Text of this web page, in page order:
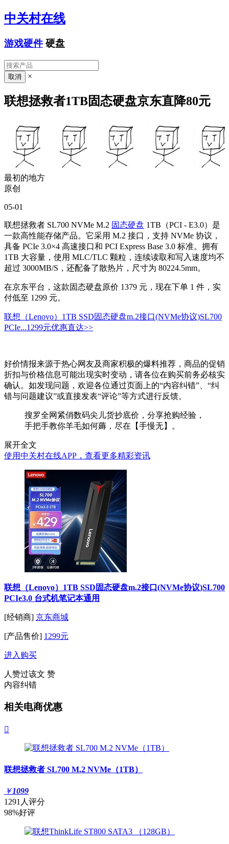
中关村在线
游戏硬件 硬盘
×
联想拯救者1TB固态硬盘京东直降80元
最初的地方
原创
05-01
联想拯救者 SL700 NVMe M.2 固态硬盘 1TB（PCI - E3.0）是
一款高性能存储产品。它采用 M.2 接口，支持 NVMe 协议，
具备 PCIe 3.0×4 高速接口和 PCI Express Base 3.0 标准。拥有
1TB 大容量，使用 MLC/TLC 颗粒，连续读取和写入速度均不
超过 3000MB/S，还配备了散热片，尺寸为 80224.5mm。
在京东平台，这款固态硬盘原价 1379 元，现在下单 1 件，实
付低至 1299 元。
联想（Lenovo）1TB SSD固态硬盘m.2接口(NVMe协议)SL700
PCIe...1299元优惠直达>>
好价情报来源于热心网友及商家积极的爆料推荐，商品的促销
折扣与价格信息可能出现实时变动，请各位在购买前务必核实
确认。如发现问题，欢迎各位通过页面上的“内容纠错”、“纠
错与问题建议”或直接发表“评论”等方式进行反馈。
搜罗全网紧俏数码尖儿货抄底价，分享抢购经验，
手把手教你羊毛如何薅，尽在【手慢无】。
展开全文
使用中关村在线APP，查看更多精彩资讯
联想（Lenovo）1TB SSD固态硬盘m.2接口(NVMe协议)SL700
PCIe3.0 台式机笔记本通用
[经销商] 京东商城
[产品售价] 1299元
进入购买
人赞过该文 赞
内容纠错
相关电商优惠

联想拯救者 SL700 M.2 NVMe（1TB）
￥1099
1291人评分
98%好评